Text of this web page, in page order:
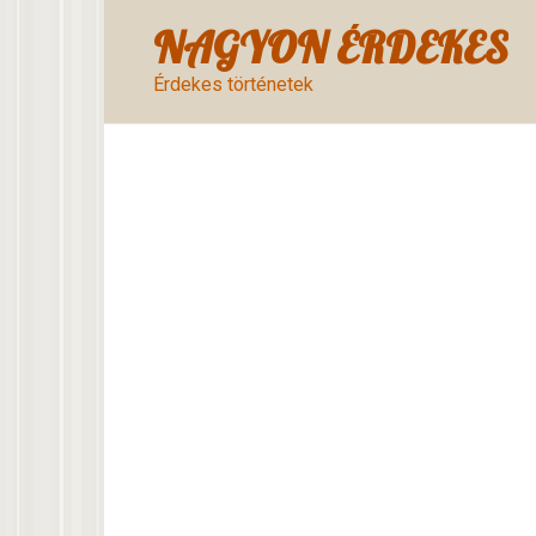
NAGYON ÉRDEKES
Érdekes történetek